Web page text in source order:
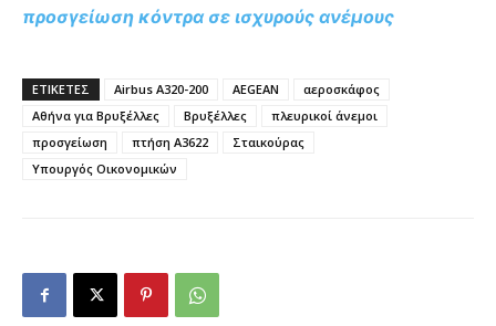
προσγείωση κόντρα σε ισχυρούς ανέμους
ΕΤΙΚΕΤΕΣ Airbus A320-200 ΑEGEAN
αεροσκάφος
Αθήνα για Βρυξέλλες
Βρυξέλλες
πλευρικοί άνεμοι
προσγείωση
πτήση Α3622
Σταικούρας
Υπουργός Οικονομικών